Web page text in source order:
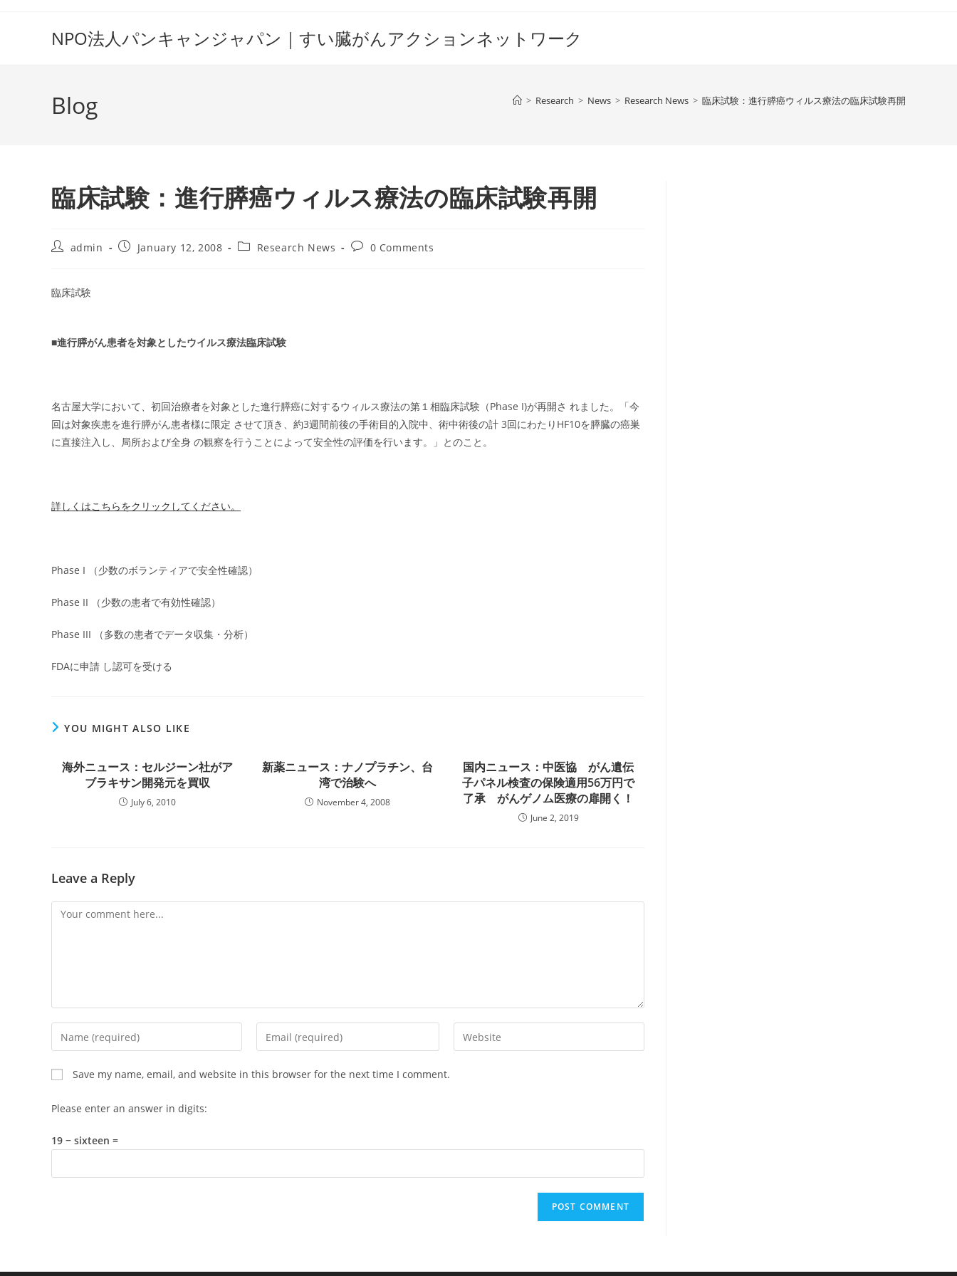
NPO法人パンキャンジャパン｜すい臓がんアクションネットワーク
Blog > Research > News > Research News > 臨床試験：進行膵癌ウィルス療法の臨床試験再開
臨床試験：進行膵癌ウィルス療法の臨床試験再開
Postadmin
PostJanuary 12, 2008
PostResearch News
Post0 Comments
臨床試験
■進行膵がん患者を対象としたウイルス療法臨床試験
名古屋大学において、初回治療者を対象とした進行膵癌に対するウィルス療法の第１相臨床試験（Phase I)が再開さ れました。「今
回は対象疾患を進行膵がん患者様に限定 させて頂き、約3週間前後の手術目的入院中、術中術後の計 3回にわたりHF10を膵臓の癌巣
に直接注入し、局所および全身 の観察を行うことによって安全性の評価を行います。」とのこと。
詳しくはこちらをクリックしてください。
Phase I （少数のボランティアで安全性確認）
Phase II （少数の患者で有効性確認）
Phase III （多数の患者でデータ収集・分析）
FDAに申請 し認可を受ける
YOU MIGHT ALSO LIKE
海外ニュース：セルジーン社がア
ブラキサン開発元を買収
July 6, 2010
新薬ニュース：ナノプラチン、台
湾で治験へ
November 4, 2008
国内ニュース：中医協 がん遺伝
子パネル検査の保険適用56万円で
了承 がんゲノム医療の扉開く！
June 2, 2019
Leave a Reply
Comment
Enter
your
name
or
username
comment
Enter
your
Enter
your
Save my name, email, and website in this browser for the next time I comment.
Please enter an answer in digits:
19 − sixteen =